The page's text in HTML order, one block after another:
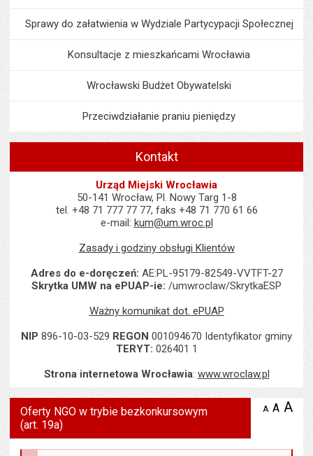
Sprawy do załatwienia w Wydziale Partycypacji Społecznej
Konsultacje z mieszkańcami Wrocławia
Wrocławski Budżet Obywatelski
Przeciwdziałanie praniu pieniędzy
Kontakt
Urząd Miejski Wrocławia
50-141 Wrocław, Pl. Nowy Targ 1-8
tel. +48 71 777 77 77, faks +48 71 770 61 66
e-mail: kum@um.wroc.pl
Zasady i godziny obsługi Klientów
Adres do e-doręczeń: AE:PL-95179-82549-VVTFT-27
Skrytka UMW na ePUAP-ie: /umwroclaw/SkrytkaESP
Ważny komunikat dot. ePUAP
NIP 896-10-03-529 REGON 001094670 Identyfikator gminy
TERYT: 026401 1
Strona internetowa Wrocławia: www.wroclaw.pl
Oferty NGO w trybie bezkonkursowym
(art. 19a)
A zmniejsz
A A